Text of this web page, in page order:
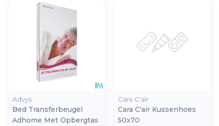
Advys
Bed Transferbeugel
Adhome Met Opbergtas
Cara C'air
Cara C'air Kussenhoes
50x70